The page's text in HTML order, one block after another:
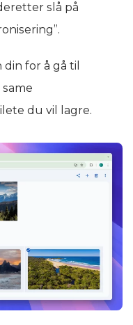
slå på
for å gå til
du vil lagre.